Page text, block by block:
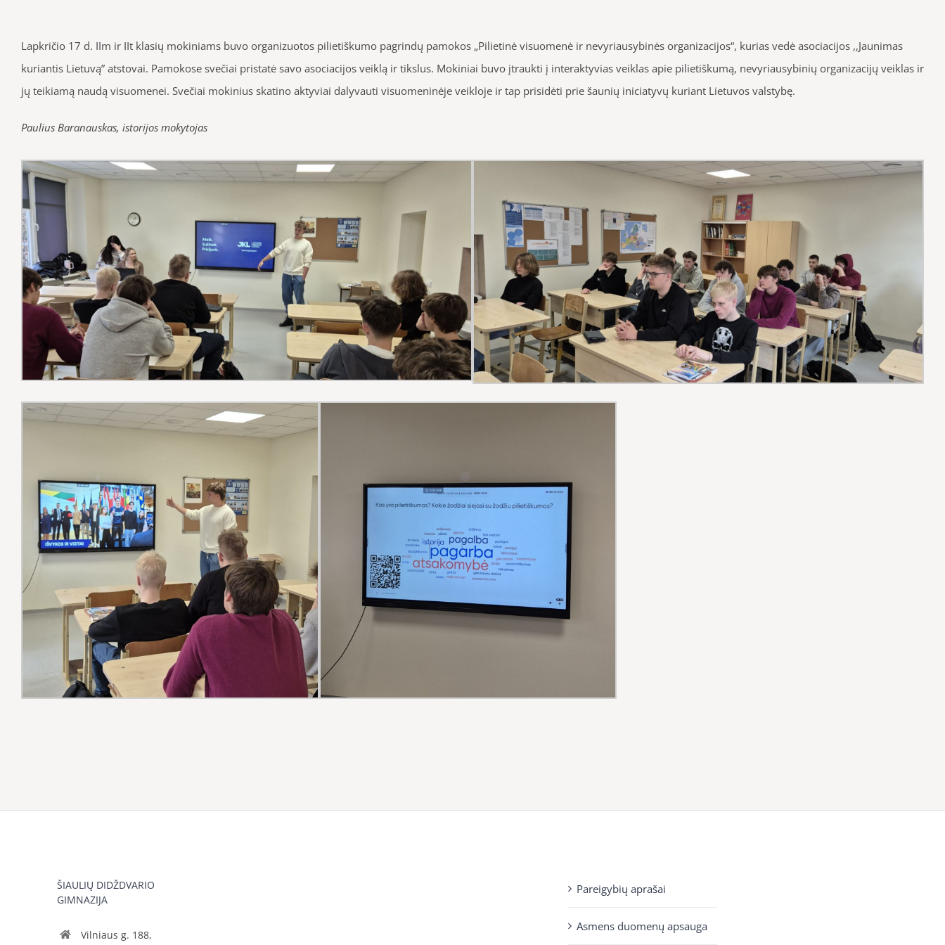
Lapkričio 17 d. IIm ir IIt klasių mokiniams buvo organizuotos pilietiškumo pagrindų pamokos „Pilietinė visuomenė ir nevyriausybinės organizacijos“, kurias vedė asociacijos ,,Jaunimas
kuriantis Lietuvą” atstovai. Pamokose svečiai pristatė savo asociacijos veiklą ir tikslus. Mokiniai buvo įtraukti į interaktyvias veiklas apie pilietiškumą, nevyriausybinių organizacijų veiklas ir
jų teikiamą naudą visuomenei. Svečiai mokinius skatino aktyviai dalyvauti visuomeninėje veikloje ir tap prisidėti prie šaunių iniciatyvų kuriant Lietuvos valstybę.
Paulius Baranauskas, istorijos mokytojas
ŠIAULIŲ DIDŽDVARIO
GIMNAZIJA
Vilniaus g. 188,
Pareigybių aprašai
Asmens duomenų apsauga